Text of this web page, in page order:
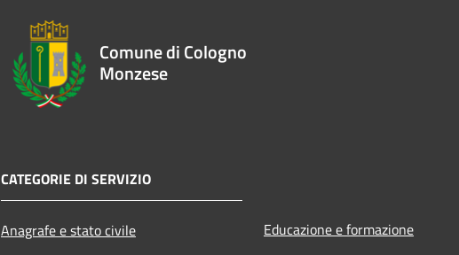
Comune di Cologno
Monzese
CATEGORIE DI SERVIZIO
Anagrafe e stato civile
Educazione e formazione